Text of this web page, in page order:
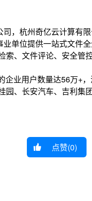
杭州奇亿云计算有限
业单位提供一站式文件
索、文件评论、安全管
企业用户数量达56万+
园、长安汽车、吉利集
点赞(0)